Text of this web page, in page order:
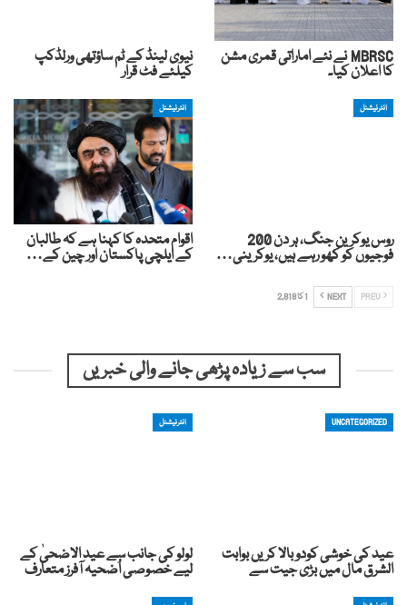
MBRSC نے نئے اماراتی قمری مشن
کا اعلان کیا۔
نیوی لینڈ کے ٹم ساؤتھی ورلڈکپ
کیلئے فٹ قرار
انٹرنیشنل
روس یوکرین جنگ، ہر دن 200
فوجیوں کو کھو رہے ہیں، یوکرینی…
انٹرنیشنل
اقوام متحدہ کا کہنا ہے کہ طالبان
کے ایلچی پاکستان اور چین کے…
NEXT 1 کا 2,818
سب سے زیادہ پڑھی جانے والی خبریں
UNCATEGORIZED
عید کی خوشی کودوبالا کریں بوابت
الشرق مال میں بڑی جیت سے
انٹرنیشنل
لولو کی جانب سے عید الاضحیٰ کے
لیے خصوصی اُضحیہ آفرز متعارف